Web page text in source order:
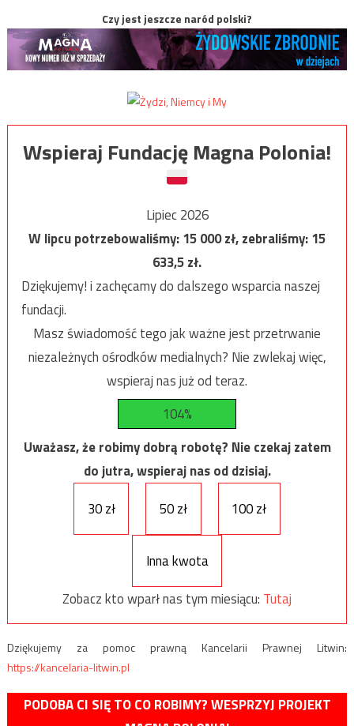
Czy jest jeszcze naród polski?
Wspieraj Fundację Magna Polonia!
Lipiec 2026
W lipcu potrzebowaliśmy:15 000zł, zebraliśmy:15
633,5zł.
Dziękujemy! i zachęcamy do dalszego wsparcia naszej
fundacji.
Masz świadomość tego jak ważne jest przetrwanie
niezależnych ośrodków medialnych? Nie zwlekaj więc,
wspieraj nas już od teraz.
104%
Uważasz, że robimy dobrą robotę? Nie czekaj zatem
do jutra, wspieraj nas od dzisiaj.
30 zł
50 zł 100 zł
Inna kwota
Zobacz kto wparł nas tym miesiącu: Tutaj
Dziękujemy za pomoc prawną Kancelarii Prawnej Litwin:
https://kancelaria-litwin.pl
PODOBA CI SIĘ TO CO ROBIMY? WESPRZYJ PROJEKT